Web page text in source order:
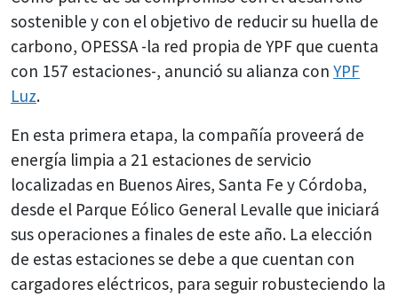
sostenible y con el objetivo de reducir su huella de
carbono, OPESSA -la red propia de YPF que cuenta
con 157 estaciones-, anunció su alianza con YPF
Luz.
En esta primera etapa, la compañía proveerá de
energía limpia a 21 estaciones de servicio
localizadas en Buenos Aires, Santa Fe y Córdoba,
desde el Parque Eólico General Levalle que iniciará
sus operaciones a finales de este año. La elección
de estas estaciones se debe a que cuentan con
cargadores eléctricos, para seguir robusteciendo la